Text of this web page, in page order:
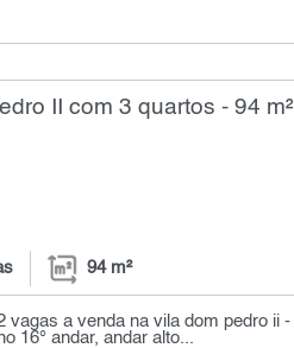
II com 3 quartos - 94 m²
94 m²
vagas a venda na vila dom pedro ii -
16° andar, andar alto...